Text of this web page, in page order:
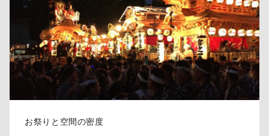
お祭りと空間の密度